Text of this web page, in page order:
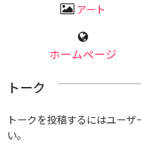
アート
ホームページ
トーク
トークを投稿するにはユー
い。